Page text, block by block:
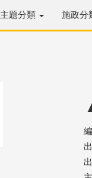
主題分類 施政分